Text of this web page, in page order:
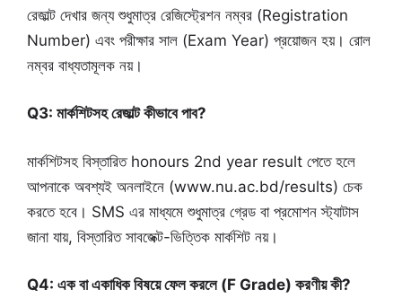
রেজাল্ট দেখার জন্য শুধুমাত্র রেজিস্ট্রেশন নম্বর (Registration
Number) এবং পরীক্ষার সাল (Exam Year) প্রয়োজন হয়। রোল
নম্বর বাধ্যতামূলক নয়।
Q3: মার্কশিটসহ রেজাল্ট কীভাবে পাব?
মার্কশিটসহ বিস্তারিত honours 2nd year result পেতে হলে
আপনাকে অবশ্যই অনলাইনে (www.nu.ac.bd/results) চেক
করতে হবে। SMS এর মাধ্যমে শুধুমাত্র গ্রেড বা প্রমোশন স্ট্যাটাস
জানা যায়, বিস্তারিত সাবজেক্ট-ভিত্তিক মার্কশিট নয়।
Q4: এক বা একাধিক বিষয়ে ফেল করলে (F Grade) করণীয় কী?